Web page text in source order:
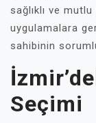
sağlıklı ve
uygulamalara
sahibinin
Seçimi